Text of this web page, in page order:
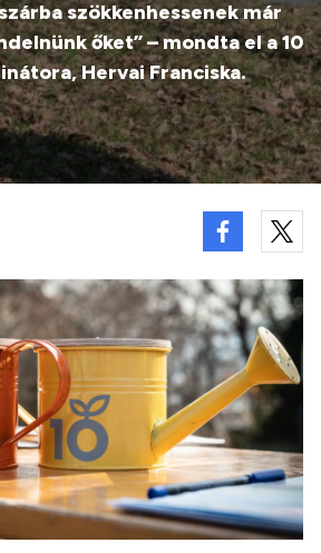
szökkenhessenek már
őket” – mondta el a 10
Hervai Franciska.